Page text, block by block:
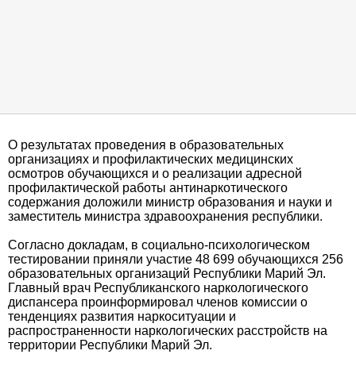
О результатах проведения в образовательных
организациях и профилактических медицинских
осмотров обучающихся и о реализации адресной
профилактической работы антинаркотического
содержания доложили министр образования и науки и
заместитель министра здравоохранения республики.
Согласно докладам, в социально-психологическом
тестировании приняли участие 48 699 обучающихся 256
образовательных организаций Республики Марий Эл.
Главный врач Республиканского наркологического
диспансера проинформировал членов комиссии о
тенденциях развития наркоситуации и
распространенности наркологических расстройств на
территории Республики Марий Эл.